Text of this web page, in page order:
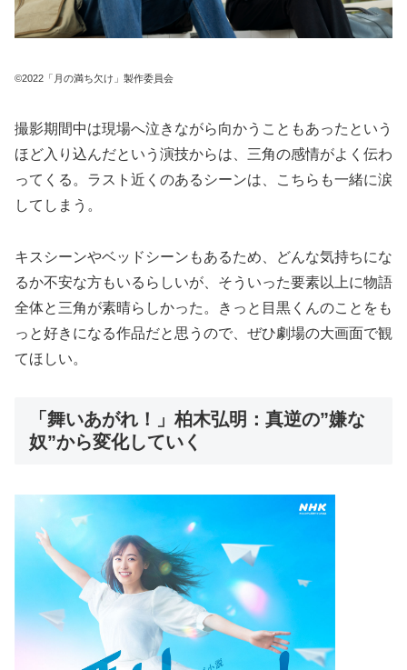
©2022「月の満ち欠け」製作委員会
撮影期間中は現場へ泣きながら向かうこともあったという
ほど入り込んだという演技からは、三角の感情がよく伝わ
ってくる。ラスト近くのあるシーンは、こちらも一緒に涙
してしまう。
キスシーンやベッドシーンもあるため、どんな気持ちにな
るか不安な方もいるらしいが、そういった要素以上に物語
全体と三角が素晴らしかった。きっと目黒くんのことをも
っと好きになる作品だと思うので、ぜひ劇場の大画面で観
てほしい。
「舞いあがれ！」柏木弘明：真逆の”嫌な
奴”から変化していく